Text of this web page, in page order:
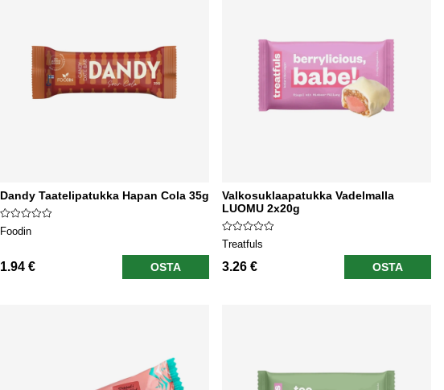
Dandy Taatelipatukka Hapan Cola 35g
Foodin
1.94 € OSTA
Valkosuklaapatukka Vadelmalla
LUOMU 2x20g
Treatfuls
3.26 € OSTA